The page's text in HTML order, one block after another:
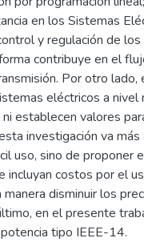
en los Sistemas
y regulación de
contribuye en el
Por otro lado,
eléctricos a nivel
establecen valores
investigación va más
uso, sino de proponer
incluyan costos por el
disminuir los
en el presente
tipo IEEE-14.